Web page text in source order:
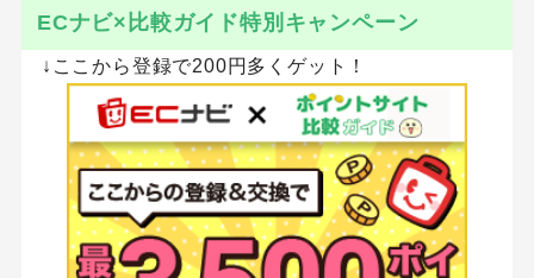
ECナビ×比較ガイド特別キャンペーン
↓ここから登録で200円多くゲット！